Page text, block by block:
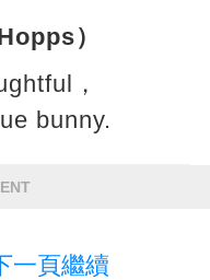
）
，
bunny.
一頁繼續